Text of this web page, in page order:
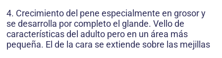
4. Crecimiento del pene especialmente en grosor y
se desarrolla por completo el glande. Vello de
características del adulto pero en un área más
pequeña. El de la cara se extiende sobre las mejillas